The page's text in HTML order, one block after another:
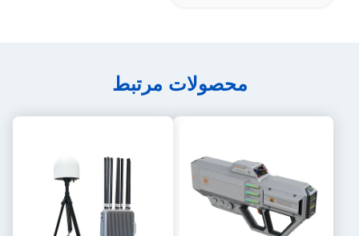
محصولات مرتبط